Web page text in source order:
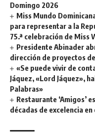
Domingo 2026
Miss Mundo
para representar a la
75.ª celebración de Miss
Presidente Abinader
dirección de proyectos
«Se puede vivir de
Jáquez, «Lord Jáquez»,
Palabras»
Restaurante ‘Amigos’
décadas de excelencia